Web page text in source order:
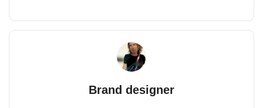
Brand designer